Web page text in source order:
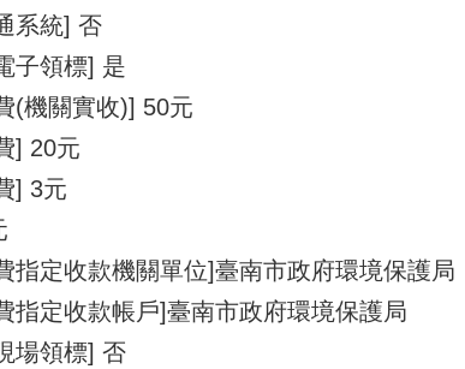
系統] 否
子領標] 是
(機關實收)] 50元
] 20元
] 3元
指定收款機關單位]臺南市政府環境保護局
指定收款帳戶]臺南市政府環境保護局
場領標] 否